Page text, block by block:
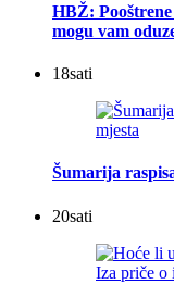
HBŽ:
mogu vam
18sati
Šumarija
20sati